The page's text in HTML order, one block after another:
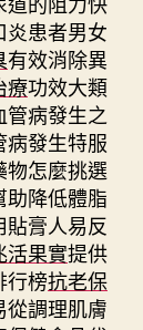
炎患者男女
有效消除異
療功效大類
病發生之
病發生特服
物怎麼挑選
助降低體脂
貼膏人易反
活果實提供
行榜抗老保
從調理肌膚